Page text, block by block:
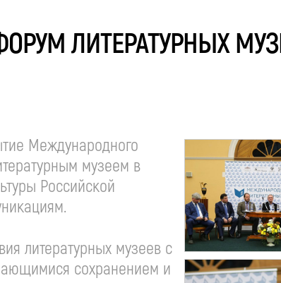
ЛИТЕРАТУРНЫХ
Международного
музеем в
Российской
литературных музеев с
сохранением и